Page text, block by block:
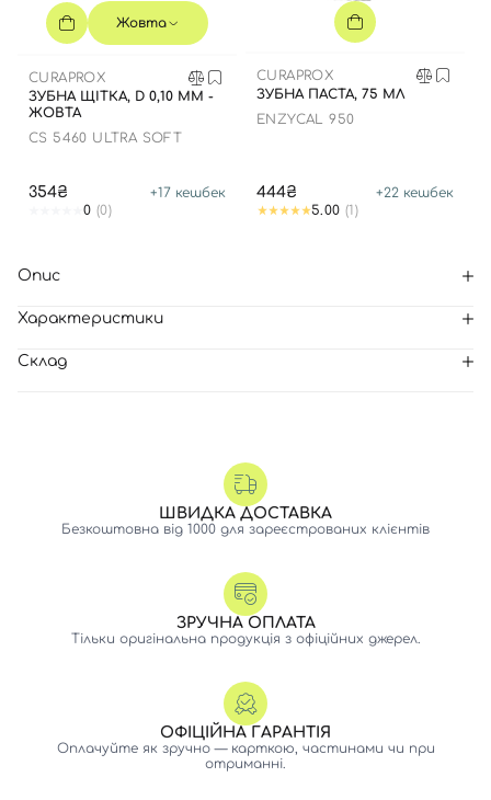
Жовта
CURAPROX
ЗУБНА ЩІТКА, D 0,10 ММ -
ЖОВТА
CS 5460 ULTRA SOFT
354₴ +17 кешбек
0 (0)
CURAPROX
ЗУБНА ПАСТА, 75 МЛ
ENZYCAL 950
444₴ +22 кешбек
5.00 (1)
Опис
Характеристики
Склад
ШВИДКА ДОСТАВКА
Безкоштовна від 1000 для зареєстрованих клієнтів
ЗРУЧНА ОПЛАТА
Тільки оригінальна продукція з офіційних джерел.
ОФІЦІЙНА ГАРАНТІЯ
Оплачуйте як зручно — карткою, частинами чи при
отриманні.